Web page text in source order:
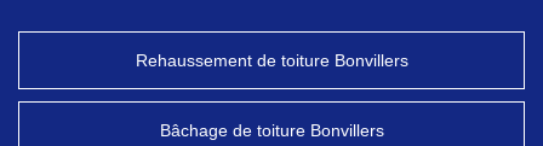
Rehaussement de toiture Bonvillers
Bâchage de toiture Bonvillers